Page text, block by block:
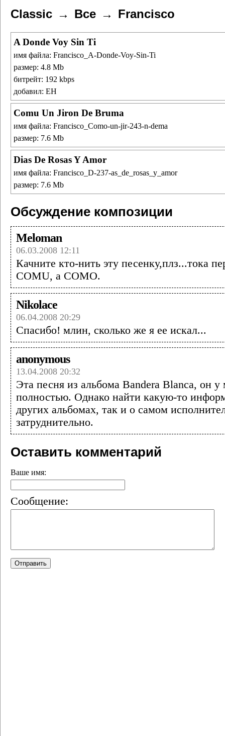
Classic Все Francisco
A Donde Voy Sin Ti
имя файла: Francisco_A-Donde-Voy-Sin-Ti
размер: 4.8 Mb
битрейт: 192 kbps
добавил: ЕН
Comu Un Jiron De Bruma
имя файла: Francisco_Como-un-jir-243-n-dema
размер: 7.6 Mb
Dias De Rosas Y Amor
имя файла: Francisco_D-237-as_de_rosas_y_amor
размер: 7.6 Mb
Обсуждение композиции
Meloman
06.03.2008 12:11
Качните кто-нить эту песенку,плз...тока
COMU, а COMO.
Nikolace
06.04.2008 20:29
Спасибо! млин, сколько же я ее искал...
anonymous
13.04.2008 20:32
Эта песня из альбома Bandera Blanca, он у
полностью. Однако найти какую-то
других альбомах, так и о самом
затруднительно.
Оставить комментарий
Ваше имя:
Сообщение: